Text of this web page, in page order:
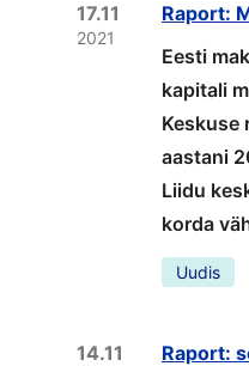
17.11
2021
Raport:
Eesti
kapitali
Keskuse
aastani
Liidu
korda
Uudis
14.11
Raport: